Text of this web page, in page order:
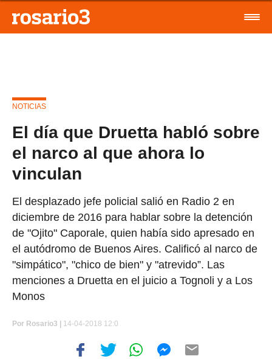
NOTICIAS
El día que Druetta habló sobre
el narco al que ahora lo
vinculan
El desplazado jefe policial salió en Radio 2 en
diciembre de 2016 para hablar sobre la detención
de "Ojito" Caporale, quien había sido apresado en
el autódromo de Buenos Aires. Calificó al narco de
"simpático", "chico de bien" y "atrevido”. Las
menciones a Druetta en el juicio a Tognoli y a Los
Monos
Por Rosario3 | 14-04-2018 12:0